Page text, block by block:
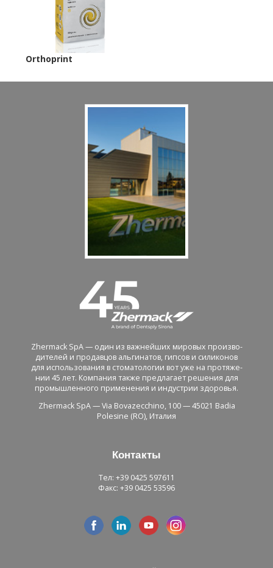
Orthoprint
Zhermack SpA — один из важ­ней­ших ми­ро­вых про­из­во­
ди­те­лей и про­дав­цов аль­ги­на­тов, гип­сов и си­ли­ко­нов
для ис­поль­зо­ва­ния в сто­ма­то­ло­гии вот уже на про­тя­же­
нии 45 лет. Ком­па­ния также пред­ла­га­ет ре­ше­ния для
про­мыш­лен­но­го при­ме­не­ния и ин­ду­стрии здо­ро­вья.
Zhermack SpA — Via Bovazecchino, 100 — 45021 Badia
Polesine (RO), Ита­лия
Кон­так­ты
Тел: +39 0425 597611
Факс: +39 0425 53596